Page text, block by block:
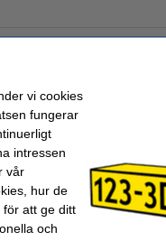
vi cookies
fungerar
intressen
vår
hur de
att ge ditt
och